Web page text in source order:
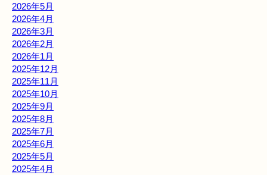
2026年5月
2026年4月
2026年3月
2026年2月
2026年1月
2025年12月
2025年11月
2025年10月
2025年9月
2025年8月
2025年7月
2025年6月
2025年5月
2025年4月